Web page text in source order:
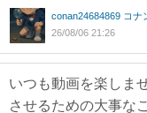
conan24684869 コナ
26/08/06 21:26
いつも動画を楽しま
させるための大事な